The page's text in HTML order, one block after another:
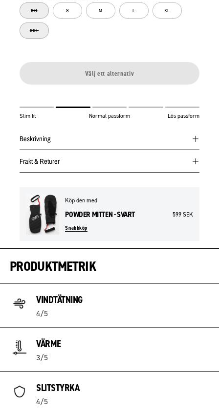
XS S M L XL
XXL
Välj ett alternativ
Slim fit Normal passform Lös passform
Beskrivning
Frakt & Returer
Köp den med
POWDER MITTEN - SVART
599 SEK
Snabbköp
PRODUKTMETRIK
VINDTÄTNING
4/5
VÄRME
3/5
SLITSTYRKA
4/5